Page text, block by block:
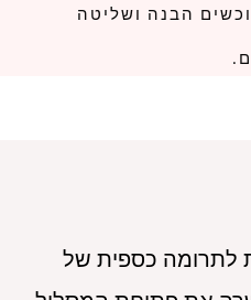
הבנה ושליטה
לתרומה כספית של